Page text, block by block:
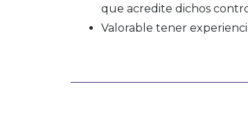
que acredite dichos
Valorable tener